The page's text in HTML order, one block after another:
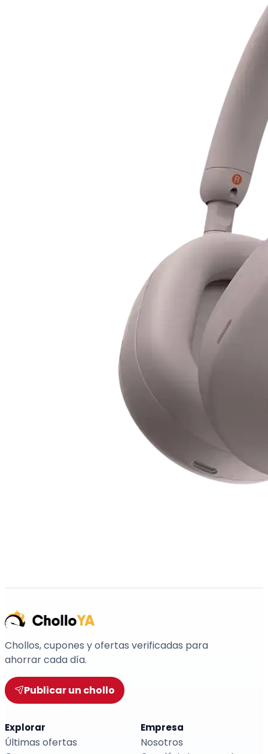
Chollos, cupones y ofertas verificadas para
ahorrar cada día.
Publicar un chollo
Explorar
Últimas ofertas
Empresa
Nosotros